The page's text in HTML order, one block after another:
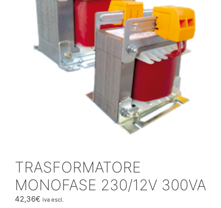
TRASFORMATORE
MONOFASE 230/12V 300VA
42,36€ iva escl.